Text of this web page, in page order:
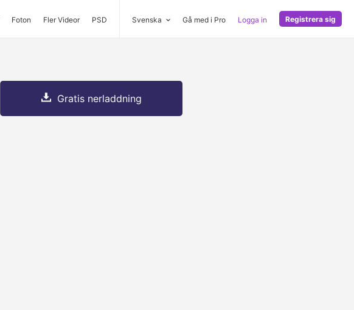
Foton Fler Videor PSD Svenska Gå med i Pro Logga in Registrera sig
Gratis nerladdning